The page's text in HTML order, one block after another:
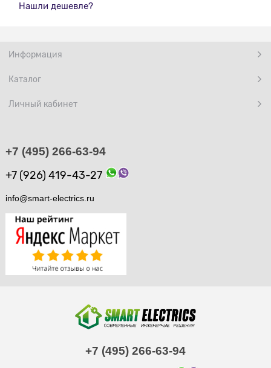
Нашли дешевле?
Информация
Каталог
Личный кабинет
+7 (495) 266-63-94
+7 (926) 419-43-27
info@smart-electrics.ru
+7 (495) 266-63-94